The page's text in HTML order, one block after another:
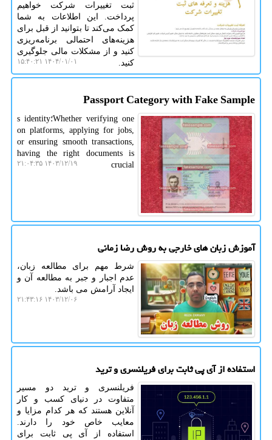
ثبت تغییرات شرکت خواهیم
پرداخت. این اطلاعات به شما
کمک می‌کند تا بتوانید از قبل برای
هزینه‌های احتمالی برنامه‌ریزی
کنید و از مشکلات مالی جلوگیری
کنید.
۱۴۰۴/۰۱/۰۱ ۱۵:۴۰:۲۱
Passport Category with Fake Sample
Whether verifying one؛s identity
on platforms, applying for jobs,
or ensuring smooth transactions,
having the right documents is
crucial
۱۴۰۳/۱۲/۱۹ ۲۱:۰۴:۳۵
آموزش زبان های خارجی به روش رضا زمانی
شرط مهم برای مطالعه زبان،
عدم اجبار و جبر به مطالعه آن و
ایجاد آرامش می باشد.
۱۴۰۳/۱۲/۰۶ ۲۱:۴۳:۱۶
استفاده از آی پی ثابت برای فریلنسری و ترید
فریلنسری و ترید دو مسیر
متفاوت در دنیای کسب و کار
آنلاین هستند که هر کدام مزایا و
معایب خاص خود را دارند.
استفاده از آی پی ثابت برای